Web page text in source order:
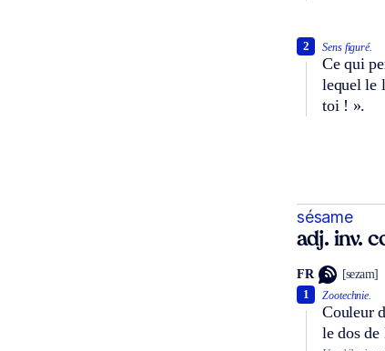
Sens figuré.
Ce qui
lequel le
toi ! ».
2
sésame
adj. inv.
FR [sezam]
Zootechnie.
Couleur
le dos de
1